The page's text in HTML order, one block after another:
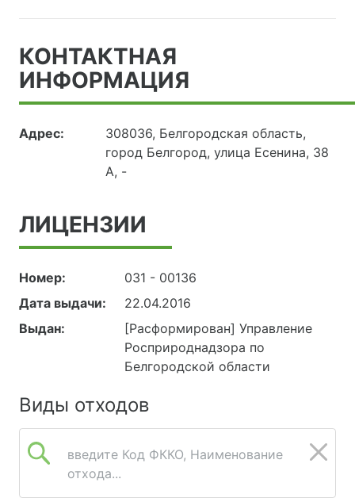
КОНТАКТНАЯ
ИНФОРМАЦИЯ
Адрес:
308036, Белгородская область,
город Белгород, улица Есенина, 38
А, -
ЛИЦЕНЗИИ
Номер:
031 - 00136
Дата выдачи:
22.04.2016
Выдан:
[Расформирован] Управление
Росприроднадзора по
Белгородской области
Виды отходов
введите Код ФККО, Наименование
отхода...